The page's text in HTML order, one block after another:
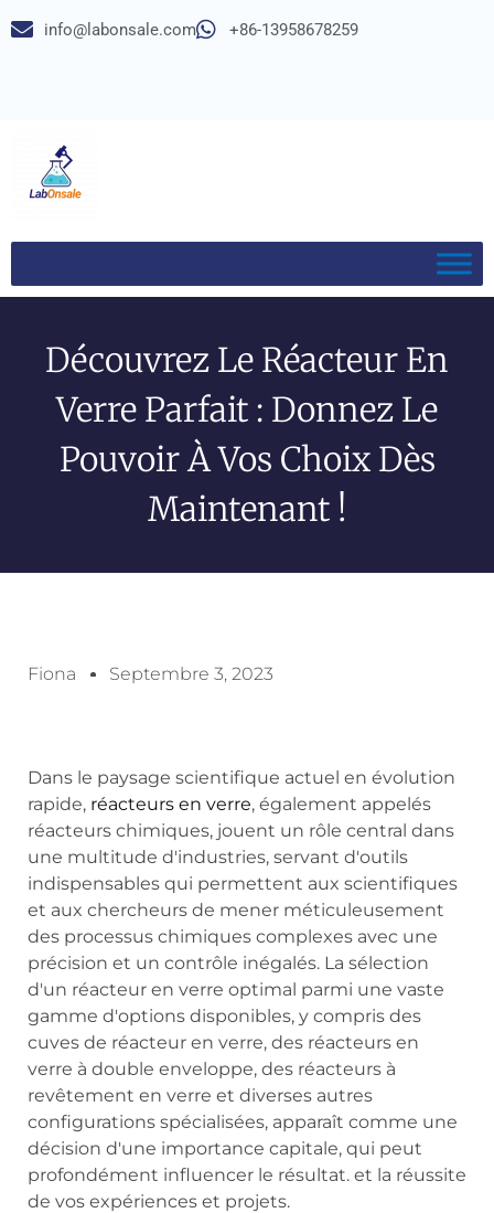
info@labonsale.com +86-13958678259
Découvrez Le Réacteur En
Verre Parfait : Donnez Le
Pouvoir À Vos Choix Dès
Maintenant !
Fiona Septembre 3, 2023
Dans le paysage scientifique actuel en évolution
rapide, réacteurs en verre, également appelés
réacteurs chimiques, jouent un rôle central dans
une multitude d'industries, servant d'outils
indispensables qui permettent aux scientifiques
et aux chercheurs de mener méticuleusement
des processus chimiques complexes avec une
précision et un contrôle inégalés. La sélection
d'un réacteur en verre optimal parmi une vaste
gamme d'options disponibles, y compris des
cuves de réacteur en verre, des réacteurs en
verre à double enveloppe, des réacteurs à
revêtement en verre et diverses autres
configurations spécialisées, apparaît comme une
décision d'une importance capitale, qui peut
profondément influencer le résultat. et la réussite
de vos expériences et projets.